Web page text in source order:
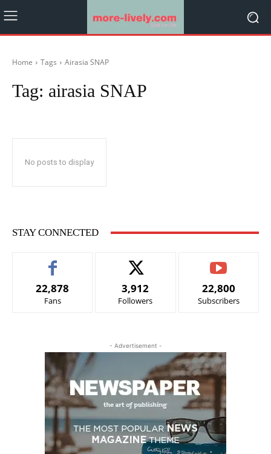
Home Tags Airasia SNAP
Tag: airasia SNAP
No posts to display
STAY CONNECTED
22,878
Fans
3,912
Followers
22,800
Subscribers
- Advertisement -